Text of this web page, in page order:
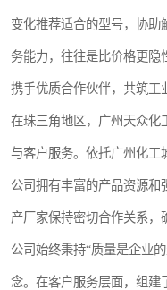
变化推荐适合的型号，协助
务能力，往往是比价格更隐
携手优质合作伙伴，共筑工
在珠三角地区，广州天众化
与客户服务。依托广州化工
公司拥有丰富的产品资源和
产厂家保持密切合作关系，
公司始终秉持“质量是企业
念。在客户服务层面，组建